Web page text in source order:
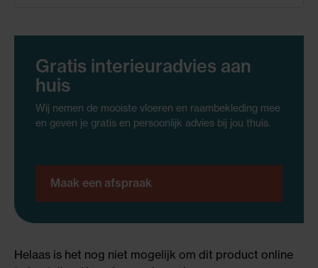
Gratis interieuradvies aan
huis
Wij nemen de mooiste vloeren en raambekleding mee
en geven je gratis en persoonlijk advies bij jou thuis.
Maak een afspraak
Helaas is het nog niet mogelijk om dit product online